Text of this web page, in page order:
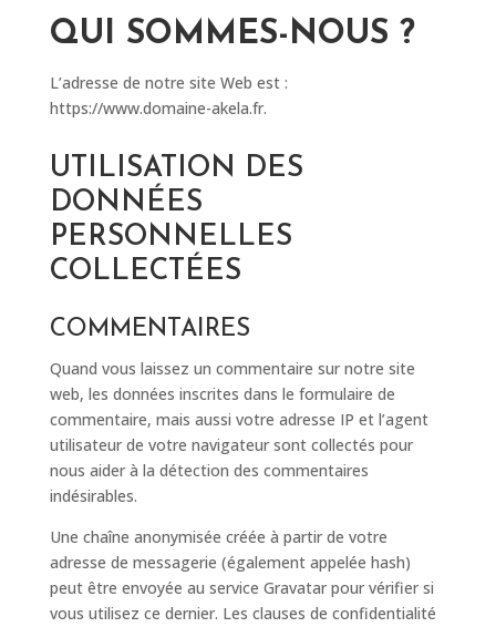
QUI SOMMES-NOUS ?
L’adresse de notre site Web est :
https://www.domaine-akela.fr.
UTILISATION DES
DONNÉES
PERSONNELLES
COLLECTÉES
COMMENTAIRES
Quand vous laissez un commentaire sur notre site
web, les données inscrites dans le formulaire de
commentaire, mais aussi votre adresse IP et l’agent
utilisateur de votre navigateur sont collectés pour
nous aider à la détection des commentaires
indésirables.
Une chaîne anonymisée créée à partir de votre
adresse de messagerie (également appelée hash)
peut être envoyée au service Gravatar pour vérifier si
vous utilisez ce dernier. Les clauses de confidentialité